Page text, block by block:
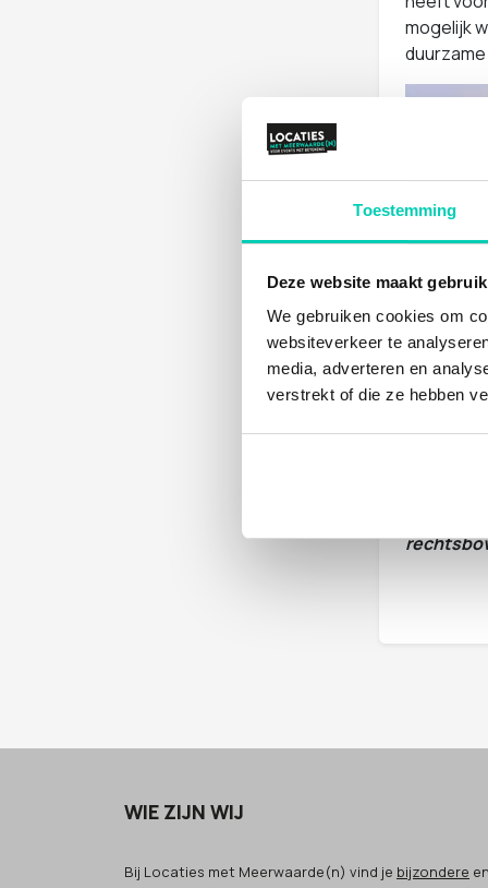
Toestemming
Deze website maakt
We gebruiken cookies om
websiteverkeer te
media, adverteren en
verstrekt of die ze hebben
mogelijk
Deze
* Voor
WIE ZIJN WIJ
Bij Locaties met Meerwaarde(n) vind je bijzondere en